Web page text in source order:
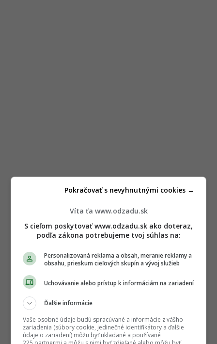
Víta ťa www.odzadu.sk
S cieľom poskytovať www.odzadu.sk ako doteraz,
podľa zákona potrebujeme tvoj súhlas na:
Personalizovaná reklama a obsah, meranie reklamy a
obsahu, prieskum cieľových skupín a vývoj služieb
Uchovávanie alebo prístup k informáciám na zariadení
Ďalšie informácie
Vaše osobné údaje budú spracúvané a informácie z vášho
zariadenia (súbory cookie, jedinečné identifikátory a ďalšie
údaje o zariadení) môžu byť ukladané a používané
Pokračovať s nevyhnutnými cookies →